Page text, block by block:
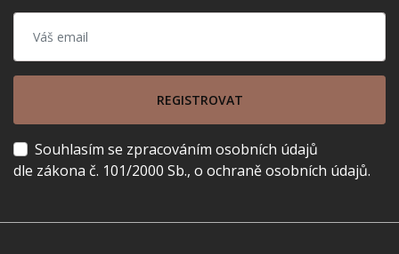
REGISTROVAT
Souhlasím se zpracováním osobních údajů
dle zákona č. 101/2000 Sb., o ochraně osobních údajů.